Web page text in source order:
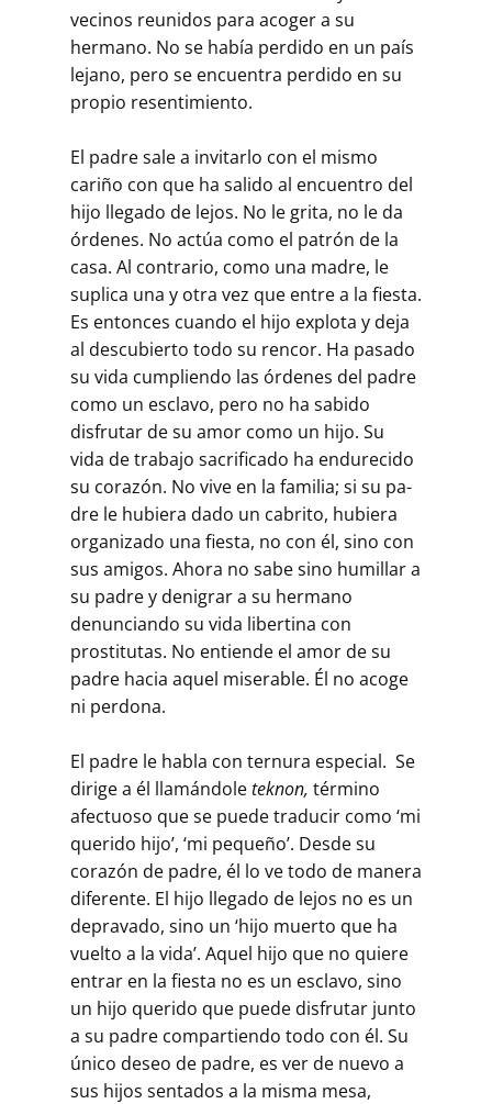
vecinos reunidos para acoger a su
hermano. No se había perdido en un país
lejano, pero se encuentra perdido en su
propio resentimiento.
El padre sale a invitarlo con el mismo
cariño con que ha salido al en­cuentro del
hijo llegado de lejos. No le grita, no le da
órdenes. No actúa como el patrón de la
casa. Al contrario, como una madre, le
suplica una y otra vez que entre a la fiesta.
Es entonces cuando el hijo explota y deja
al descubierto todo su rencor. Ha pasado
su vida cumpliendo las órdenes del padre
como un esclavo, pero no ha sabido
disfrutar de su amor como un hijo. Su
vida de trabajo sacrificado ha endurecido
su corazón. No vive en la familia; si su pa­
dre le hubiera dado un cabrito, hubiera
organizado una fiesta, no con él, sino con
sus amigos. Ahora no sabe sino humillar a
su padre y denigrar a su her­mano
denunciando su vida libertina con
prostitutas. No entiende el amor de su
padre hacia aquel miserable. Él no acoge
ni perdona.
El padre le habla con ternura especial. Se
dirige a él llamándoleteknon, término
afectuoso que se puede traducir como ‘mi
querido hijo’, ‘mi pequeño’. Desde su
corazón de padre, él lo ve todo de manera
diferente. El hijo llegado de lejos no es un
depra­vado, sino un ‘hijo muerto que ha
vuelto a la vida’. Aquel hijo que no quiere
entrar en la fiesta no es un esclavo, sino
un hijo querido que puede disfrutar junto
a su padre compartiendo todo con él. Su
único deseo de padre, es ver de nuevo a
sus hijos sentados a la misma mesa,